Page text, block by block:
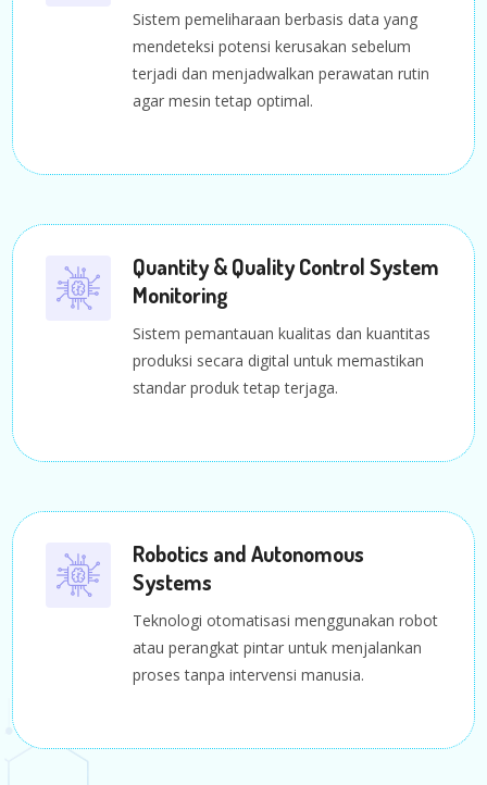
Sistem pemeliharaan berbasis data yang
mendeteksi potensi kerusakan sebelum
terjadi dan menjadwalkan perawatan rutin
agar mesin tetap optimal.
Quantity & Quality Control System
Monitoring
Sistem pemantauan kualitas dan kuantitas
produksi secara digital untuk memastikan
standar produk tetap terjaga.
Robotics and Autonomous
Systems
Teknologi otomatisasi menggunakan robot
atau perangkat pintar untuk menjalankan
proses tanpa intervensi manusia.